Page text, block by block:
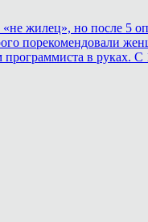
жилец», но после 5
порекомендовали
в руках.